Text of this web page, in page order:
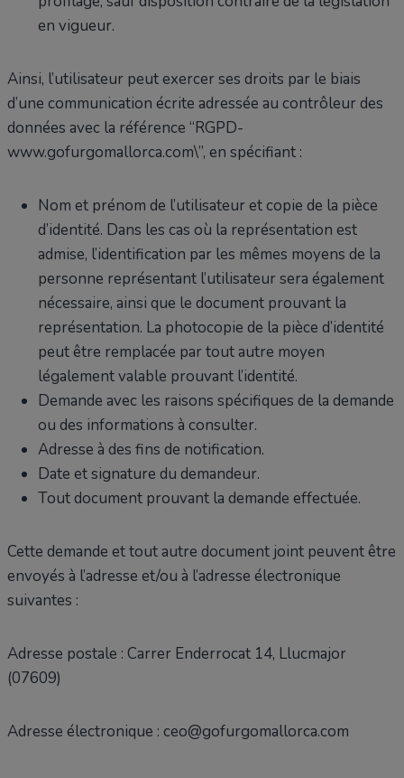
en vigueur.
Ainsi, l’utilisateur peut exercer ses droits par le biais
d’une communication écrite adressée au contrôleur des
données avec la référence “RGPD-
www.gofurgomallorca.com\”, en spécifiant :
Nom et prénom de l’utilisateur et copie de la pièce
d’identité. Dans les cas où la représentation est
admise, l’identification par les mêmes moyens de la
personne représentant l’utilisateur sera également
nécessaire, ainsi que le document prouvant la
représentation. La photocopie de la pièce d’identité
peut être remplacée par tout autre moyen
légalement valable prouvant l’identité.
Demande avec les raisons spécifiques de la demande
ou des informations à consulter.
Adresse à des fins de notification.
Date et signature du demandeur.
Tout document prouvant la demande effectuée.
Cette demande et tout autre document joint peuvent être
envoyés à l’adresse et/ou à l’adresse électronique
suivantes :
Adresse postale : Carrer Enderrocat 14, Llucmajor
(07609)
Adresse électronique : ceo@gofurgomallorca.com